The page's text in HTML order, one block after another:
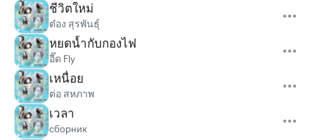
ชีวิตใหม่
ต๋อง สุรพันธุ์
หยดน้ำกับกองไฟ
อี๊ด Fly
เหนื่อย
ต่อ สหภาพ
เวลา
сборник